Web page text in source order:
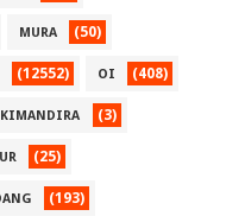
MURA (50)
(12552) OI (408)
(3)
(25)
(193)